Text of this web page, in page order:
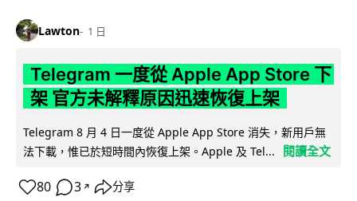
Lawton 1 日
Telegram 一度從 Apple App Store 下
架 官方未解釋原因迅速恢復上架
Telegram 8 月 4 日一度從 Apple App Store 消失，新用戶無
法下載，惟已於短時間內恢復上架。Apple 及 Tel...
閱讀全文
80 3 ↗ 分享